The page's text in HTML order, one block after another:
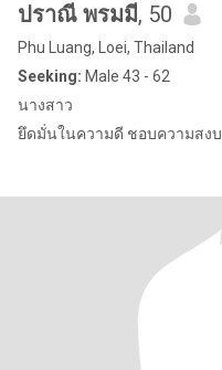
ปราณี พรมมี, 50
Phu Luang, Loei, Thailand
Seeking: Male 43 - 62
นางสาว
ยึดมั่นในความดี ชอบความสงบ